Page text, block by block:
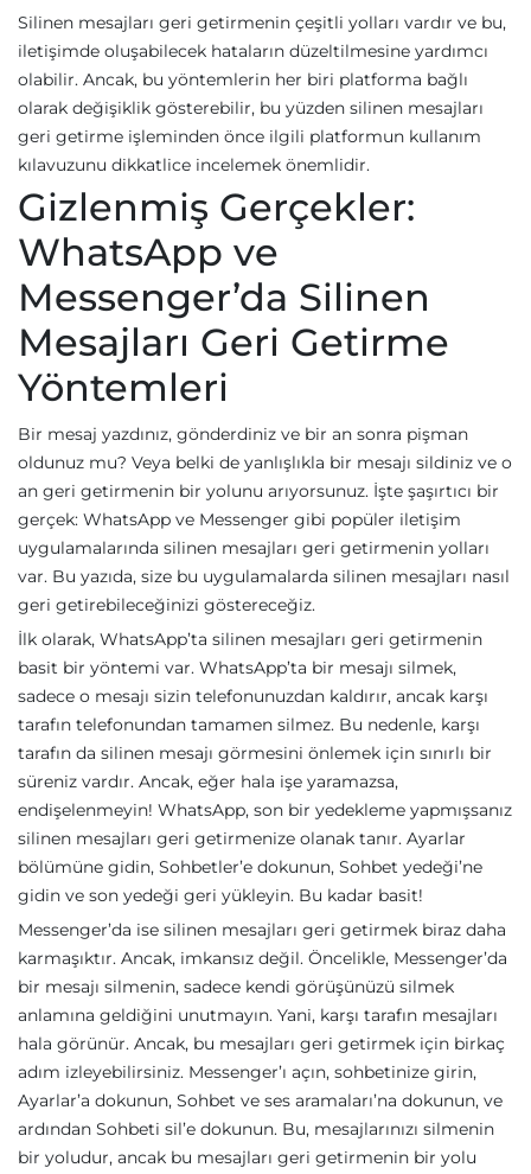
Silinen mesajları geri getirmenin çeşitli yolları vardır ve bu,
iletişimde oluşabilecek hataların düzeltilmesine yardımcı
olabilir. Ancak, bu yöntemlerin her biri platforma bağlı
olarak değişiklik gösterebilir, bu yüzden silinen mesajları
geri getirme işleminden önce ilgili platformun kullanım
kılavuzunu dikkatlice incelemek önemlidir.
Gizlenmiş Gerçekler:
WhatsApp ve
Messenger’da Silinen
Mesajları Geri Getirme
Yöntemleri
Bir mesaj yazdınız, gönderdiniz ve bir an sonra pişman
oldunuz mu? Veya belki de yanlışlıkla bir mesajı sildiniz ve o
an geri getirmenin bir yolunu arıyorsunuz. İşte şaşırtıcı bir
gerçek: WhatsApp ve Messenger gibi popüler iletişim
uygulamalarında silinen mesajları geri getirmenin yolları
var. Bu yazıda, size bu uygulamalarda silinen mesajları nasıl
geri getirebileceğinizi göstereceğiz.
İlk olarak, WhatsApp’ta silinen mesajları geri getirmenin
basit bir yöntemi var. WhatsApp’ta bir mesajı silmek,
sadece o mesajı sizin telefonunuzdan kaldırır, ancak karşı
tarafın telefonundan tamamen silmez. Bu nedenle, karşı
tarafın da silinen mesajı görmesini önlemek için sınırlı bir
süreniz vardır. Ancak, eğer hala işe yaramazsa,
endişelenmeyin! WhatsApp, son bir yedekleme yapmışsanız
silinen mesajları geri getirmenize olanak tanır. Ayarlar
bölümüne gidin, Sohbetler’e dokunun, Sohbet yedeği’ne
gidin ve son yedeği geri yükleyin. Bu kadar basit!
Messenger’da ise silinen mesajları geri getirmek biraz daha
karmaşıktır. Ancak, imkansız değil. Öncelikle, Messenger’da
bir mesajı silmenin, sadece kendi görüşünüzü silmek
anlamına geldiğini unutmayın. Yani, karşı tarafın mesajları
hala görünür. Ancak, bu mesajları geri getirmek için birkaç
adım izleyebilirsiniz. Messenger’ı açın, sohbetinize girin,
Ayarlar’a dokunun, Sohbet ve ses aramaları’na dokunun, ve
ardından Sohbeti sil’e dokunun. Bu, mesajlarınızı silmenin
bir yoludur, ancak bu mesajları geri getirmenin bir yolu